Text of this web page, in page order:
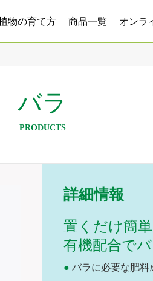
物の育て方 商品一覧 オンラ
バラ
PRODUCTS
詳細情報
置くだけ簡単
有機配合で
バラに必要な肥料